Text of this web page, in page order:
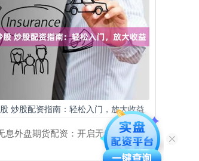
炒股配资指南：轻松入门，放大收益
息外盘期货配资：开启无负担投资